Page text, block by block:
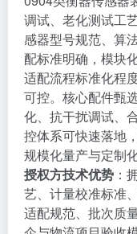
调试、老化测试工
感器型号规范、算
配标准明确，模块
适配流程标准化程
可控。核心配件甄
化、抗干扰调试、
控体系可快速落地
规模化量产与定制
授权方技术优势 ：
艺、计量校准标准
适配规范、批次质